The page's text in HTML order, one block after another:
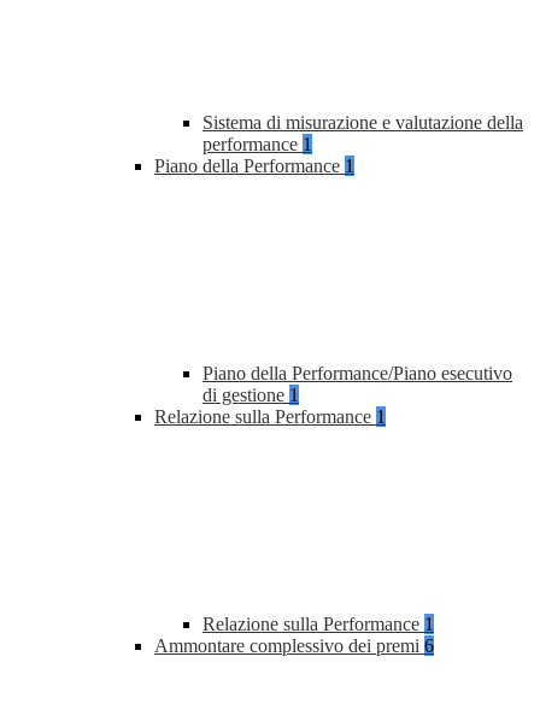
Sistema di misurazione e valutazione della
performance 1
Piano della Performance 1
Piano della Performance/Piano esecutivo
di gestione 1
Relazione sulla Performance 1
Relazione sulla Performance 1
Ammontare complessivo dei premi 6